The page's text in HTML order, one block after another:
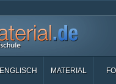
ENGLISCH MATERIAL